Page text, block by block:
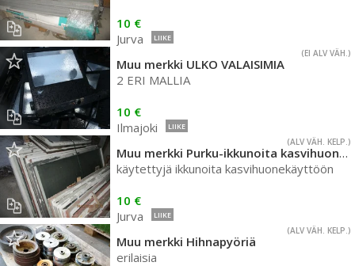
10 €
Jurva
LIIKE
(EI ALV VÄH.)
Muu merkki ULKO VALAISIMIA
2 ERI MALLIA
10 €
Ilmajoki
LIIKE
(ALV VÄH. KELP.)
Muu merkki Purku-ikkunoita kasvihuoneeseen
käytettyjä ikkunoita kasvihuonekäyttöön
10 €
Jurva
LIIKE
(ALV VÄH. KELP.)
Muu merkki Hihnapyöriä
erilaisia